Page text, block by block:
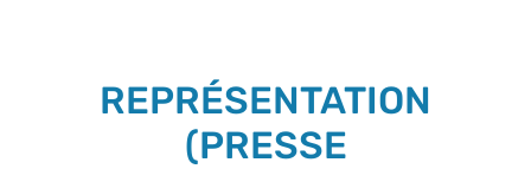
REPRÉSENTATION
(PRESSE